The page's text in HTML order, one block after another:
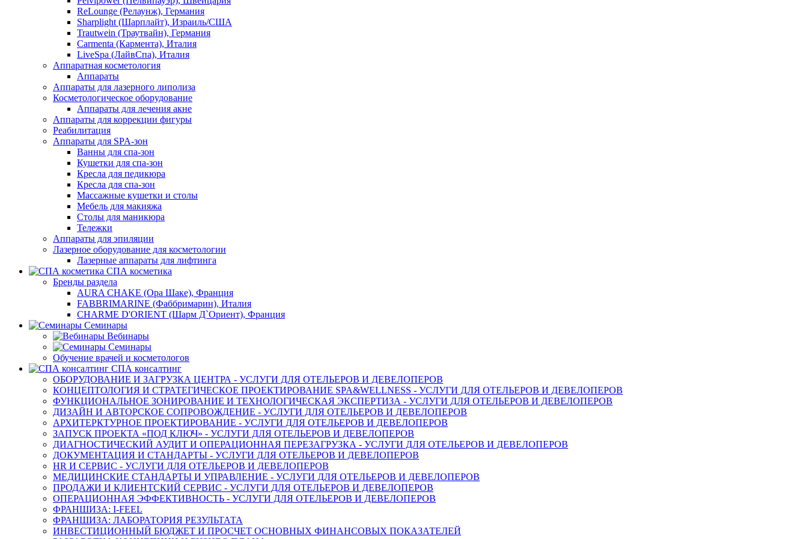
ReLounge (Релаунж), Германия
Sharplight (Шарплайт), Израиль/США
Trautwein (Траутвайн), Германия
Carmenta (Кармента), Италия
LiveSpa (ЛайвСпа), Италия
Аппаратная косметология
Аппараты
Аппараты для лазерного липолиза
Косметологическое оборудование
Аппараты для лечения акне
Аппараты для коррекции фигуры
Реабилитация
Аппараты для SPA-зон
Ванны для спа-зон
Кушетки для спа-зон
Кресла для педикюра
Кресла для спа-зон
Массажные кушетки и столы
Мебель для макияжа
Столы для маникюра
Тележки
Аппараты для эпиляции
Лазерное оборудование для косметологии
Лазерные аппараты для лифтинга
СПА косметика
Бренды раздела
AURA CHAKE (Ора Шаке), Франция
FABBRIMARINE (Фаббримарин), Италия
CHARME D'ORIENT (Шарм Д`Ориент), Франция
Семинары
Вебинары
Семинары
Обучение врачей и косметологов
СПА консалтинг
ОБОРУДОВАНИЕ И ЗАГРУЗКА ЦЕНТРА - УСЛУГИ ДЛЯ ОТЕЛЬЕРОВ И ДЕВЕЛОПЕРОВ
КОНЦЕПТОЛОГИЯ И СТРАТЕГИЧЕСКОЕ ПРОЕКТИРОВАНИЕ SPA&WELLNESS - УСЛУГИ ДЛЯ ОТЕЛЬЕРОВ И ДЕВЕЛОПЕРОВ
ФУНКЦИОНАЛЬНОЕ ЗОНИРОВАНИЕ И ТЕХНОЛОГИЧЕСКАЯ ЭКСПЕРТИЗА - УСЛУГИ ДЛЯ ОТЕЛЬЕРОВ И ДЕВЕЛОПЕРОВ
ДИЗАЙН И АВТОРСКОЕ СОПРОВОЖДЕНИЕ - УСЛУГИ ДЛЯ ОТЕЛЬЕРОВ И ДЕВЕЛОПЕРОВ
АРХИТЕРКТУРНОЕ ПРОЕКТИРОВАНИЕ - УСЛУГИ ДЛЯ ОТЕЛЬЕРОВ И ДЕВЕЛОПЕРОВ
ЗАПУСК ПРОЕКТА «ПОД КЛЮЧ» - УСЛУГИ ДЛЯ ОТЕЛЬЕРОВ И ДЕВЕЛОПЕРОВ
ДИАГНОСТИЧЕСКИЙ АУДИТ И ОПЕРАЦИОННАЯ ПЕРЕЗАГРУЗКА - УСЛУГИ ДЛЯ ОТЕЛЬЕРОВ И ДЕВЕЛОПЕРОВ
ДОКУМЕНТАЦИЯ И СТАНДАРТЫ - УСЛУГИ ДЛЯ ОТЕЛЬЕРОВ И ДЕВЕЛОПЕРОВ
HR И СЕРВИС - УСЛУГИ ДЛЯ ОТЕЛЬЕРОВ И ДЕВЕЛОПЕРОВ
МЕДИЦИНСКИЕ СТАНДАРТЫ И УПРАВЛЕНИЕ - УСЛУГИ ДЛЯ ОТЕЛЬЕРОВ И ДЕВЕЛОПЕРОВ
ПРОДАЖИ И КЛИЕНТСКИЙ СЕРВИС - УСЛУГИ ДЛЯ ОТЕЛЬЕРОВ И ДЕВЕЛОПЕРОВ
ОПЕРАЦИОННАЯ ЭФФЕКТИВНОСТЬ - УСЛУГИ ДЛЯ ОТЕЛЬЕРОВ И ДЕВЕЛОПЕРОВ
ФРАНШИЗА: I-FEEL
ФРАНШИЗА: ЛАБОРАТОРИЯ РЕЗУЛЬТАТА
ИНВЕСТИЦИОННЫЙ БЮДЖЕТ И ПРОСЧЕТ ОСНОВНЫХ ФИНАНСОВЫХ ПОКАЗАТЕЛЕЙ